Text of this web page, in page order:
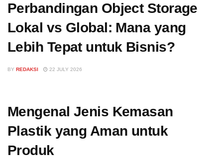
Perbandingan Object Storage
Lokal vs Global: Mana yang
Lebih Tepat untuk Bisnis?
BY REDAKSI 22 JULY 2026
Mengenal Jenis Kemasan
Plastik yang Aman untuk
Produk